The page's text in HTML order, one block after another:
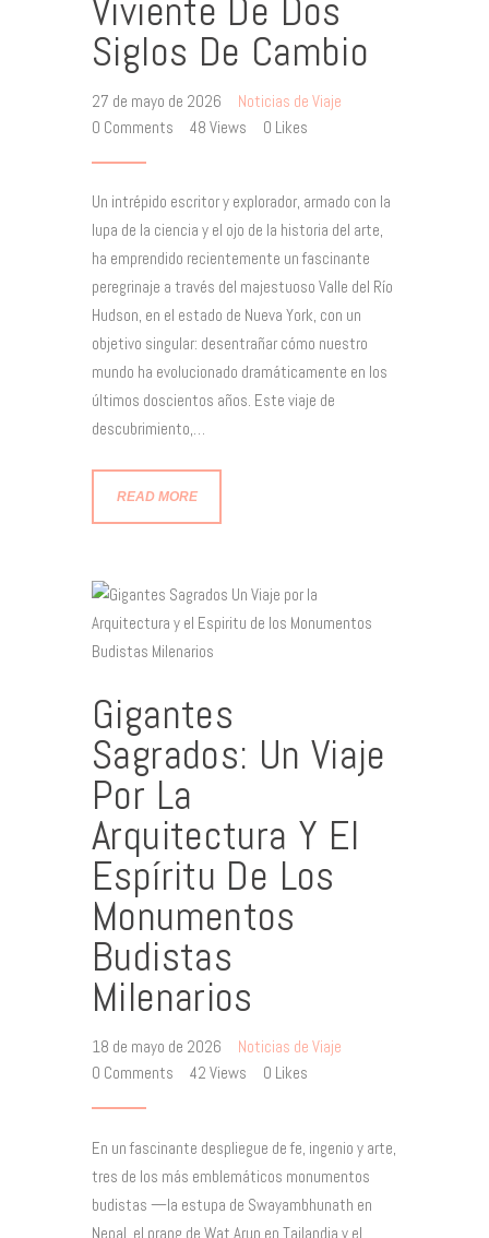
Viviente De Dos
Siglos De Cambio
27 de mayo de 2026
Noticias de Viaje
0 Comments 48 Views 0 Likes
Un intrépido escritor y explorador, armado con la
lupa de la ciencia y el ojo de la historia del arte,
ha emprendido recientemente un fascinante
peregrinaje a través del majestuoso Valle del Río
Hudson, en el estado de Nueva York, con un
objetivo singular: desentrañar cómo nuestro
mundo ha evolucionado dramáticamente en los
últimos doscientos años. Este viaje de
descubrimiento,…
READ MORE
Gigantes
Sagrados: Un Viaje
Por La
Arquitectura Y El
Espíritu De Los
Monumentos
Budistas
Milenarios
18 de mayo de 2026
Noticias de Viaje
0 Comments 42 Views 0 Likes
En un fascinante despliegue de fe, ingenio y arte,
tres de los más emblemáticos monumentos
budistas —la estupa de Swayambhunath en
Nepal, el prang de Wat Arun en Tailandia y el